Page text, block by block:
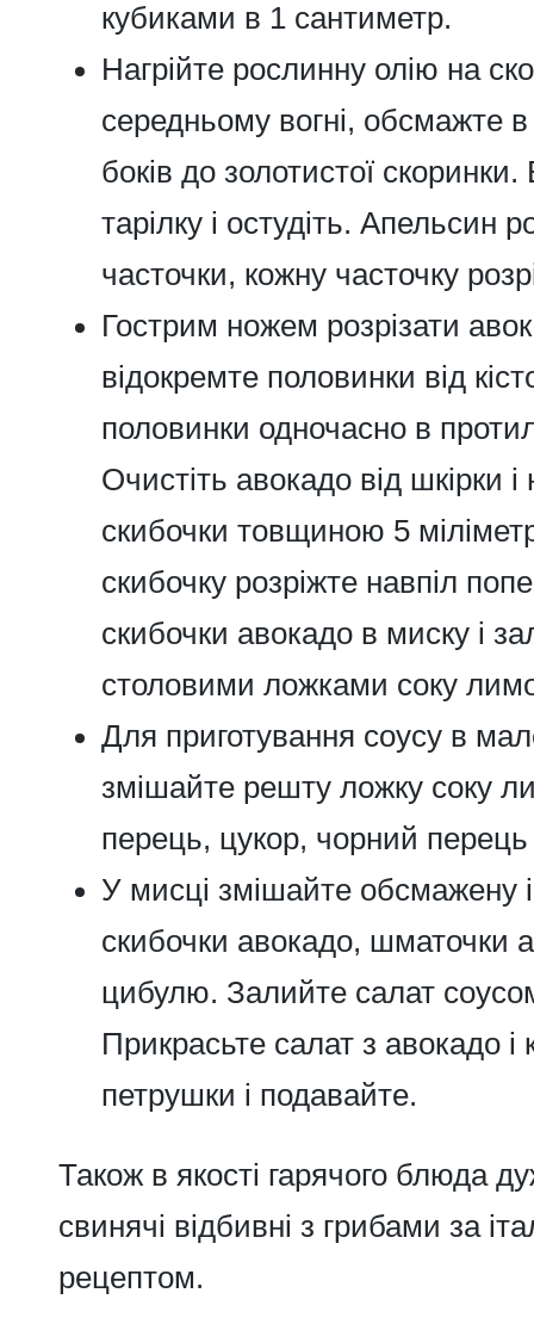
кубиками в 1 сантиметр.
Нагрійте рослинну олію на
середньому вогні, обсмажте в
боків до золотистої скоринки.
тарілку і остудіть. Апельсин
часточки, кожну часточку
Гострим ножем розрізати
відокремте половинки від
половинки одночасно в
Очистіть авокадо від шкірки
скибочки товщиною 5
скибочку розріжте навпіл
скибочки авокадо в миску і
столовими ложками соку
Для приготування соусу в
змішайте решту ложку соку
перець, цукор, чорний
У мисці змішайте обсмажену і
скибочки авокадо, шматочки
цибулю. Залийте салат
Прикрасьте салат з авокадо і
петрушки і подавайте.
Також в якості гарячого блюда
свинячі відбивні з грибами за
рецептом.